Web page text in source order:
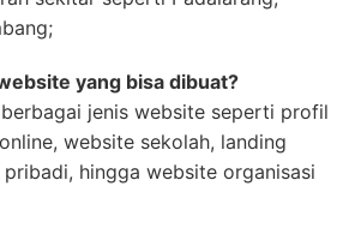
yang bisa dibuat?
jenis website seperti profil
website sekolah, landing
hingga website organisasi